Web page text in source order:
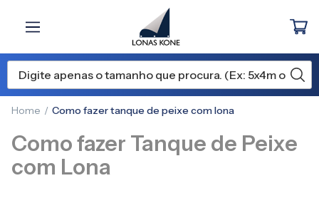
Home Como fazer tanque de peixe com lona
Como fazer Tanque de Peixe
com Lona